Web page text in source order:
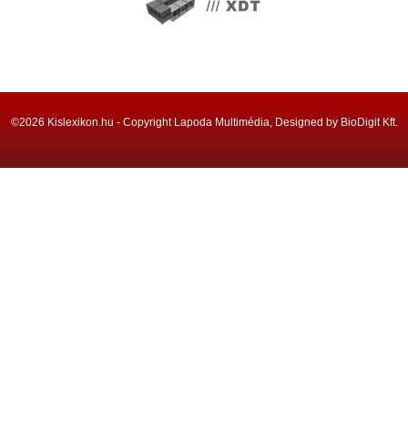
©2026 Kislexikon.hu - Copyright Lapoda Multimédia, Designed by BioDigit Kft.